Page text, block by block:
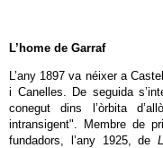
L’home de Garraf
L’any 1897 va néixer a
i Canelles. De seguida
conegut dins l’òrbita
intransigent". Membre de
fundadors, l’any 1925, de